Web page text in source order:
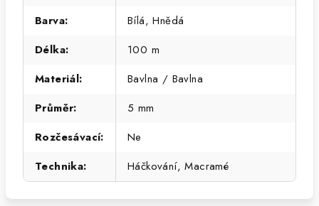
Barva:
Bílá, Hnědá
Délka:
100 m
Materiál:
Bavlna / Bavlna
Průměr:
5 mm
Rozčesávací:
Ne
Technika: Háčkování, Macramé